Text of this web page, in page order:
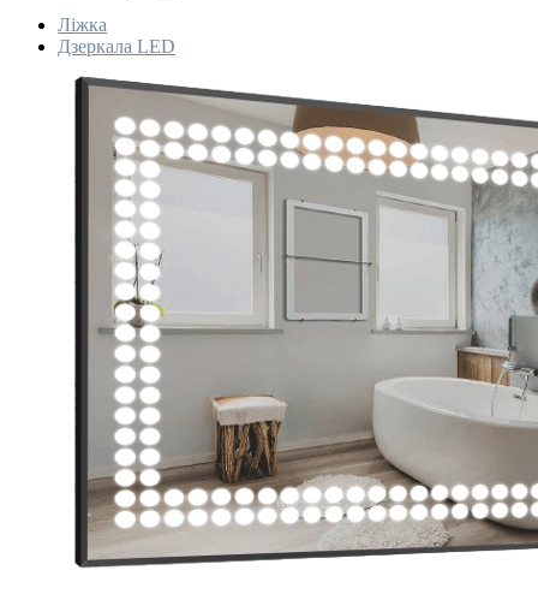
Ліжка
Дзеркала LED